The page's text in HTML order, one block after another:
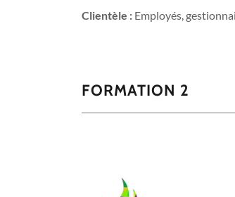
Clientèle : Employés,
FORMATION 2